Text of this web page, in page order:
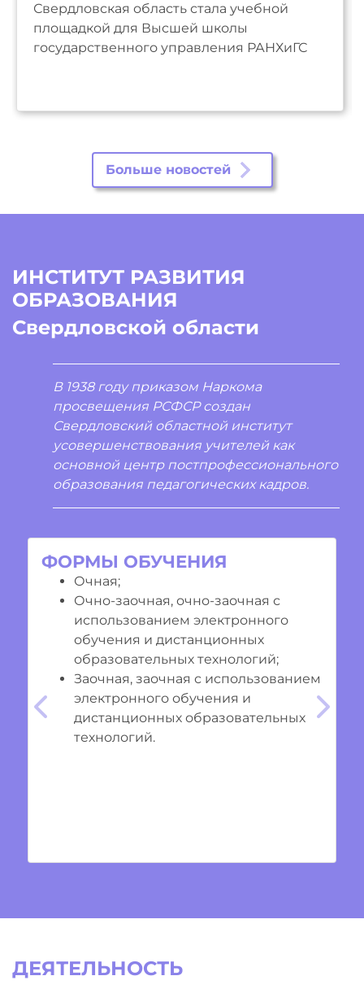
Свердловская область стала учебной
площадкой для Высшей школы
государственного управления РАНХиГС
Больше новостей
ИНСТИТУТ РАЗВИТИЯ
ОБРАЗОВАНИЯ
Свердловской области
В 1938 году приказом Наркома
просвещения РСФСР создан
Свердловский областной институт
усовершенствования учителей как
основной центр постпрофессионального
образования педагогических кадров.
ФОРМЫ ОБУЧЕНИЯ
Очная;
Очно-заочная, очно-заочная с
использованием электронного
обучения и дистанционных
образовательных технологий;
Заочная, заочная с использованием
электронного обучения и
дистанционных образовательных
технологий.
Предыдущий
ДЕЯТЕЛЬНОСТЬ